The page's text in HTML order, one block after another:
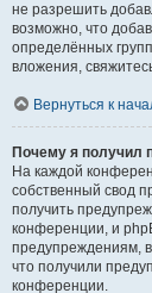
не разрешить
возможно, что
определённых
вложения,
Вернуться к
Почему я получил
На каждой
собственный свод
получить
конференции, и
предупреждениям,
что получили
конференции.